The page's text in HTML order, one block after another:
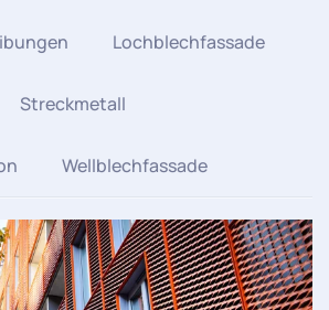
Lochblechfassade
Streckmetall
Wellblechfassade